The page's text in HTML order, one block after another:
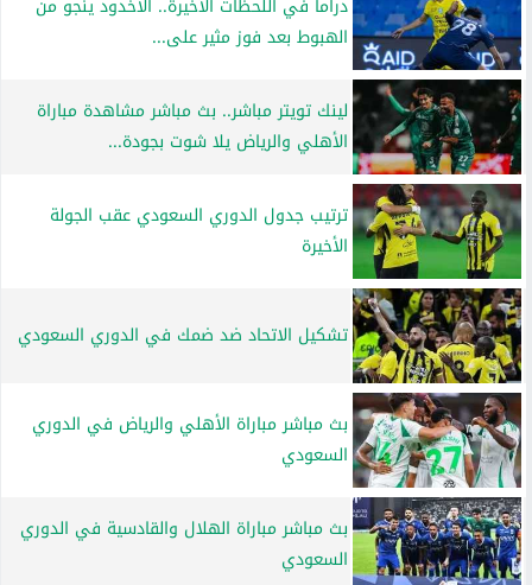
الهبوط بعد فوز مثير على...
لينك تويتر مباشر.. بث مباشر مشاهدة مباراة
الأهلي والرياض يلا شوت بجودة...
ترتيب جدول الدوري السعودي عقب الجولة
الأخيرة
تشكيل الاتحاد ضد ضمك في الدوري السعودي
بث مباشر مباراة الأهلي والرياض في الدوري
السعودي
بث مباشر مباراة الهلال والقادسية في الدوري
السعودي